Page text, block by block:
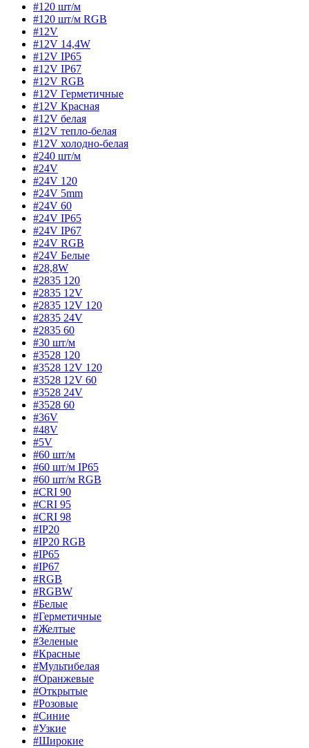
#120 шт/м
#120 шт/м RGB
#12V
#12V 14,4W
#12V IP65
#12V IP67
#12V RGB
#12V Герметичные
#12V Красная
#12V белая
#12V тепло-белая
#12V холодно-белая
#240 шт/м
#24V
#24V 120
#24V 5mm
#24V 60
#24V IP65
#24V IP67
#24V RGB
#24V Белые
#28,8W
#2835 120
#2835 12V
#2835 12V 120
#2835 24V
#2835 60
#30 шт/м
#3528 120
#3528 12V 120
#3528 12V 60
#3528 24V
#3528 60
#36V
#48V
#5V
#60 шт/м
#60 шт/м IP65
#60 шт/м RGB
#CRI 90
#CRI 95
#CRI 98
#IP20
#IP20 RGB
#IP65
#IP67
#RGB
#RGBW
#Белые
#Герметичные
#Желтые
#Зеленые
#Красные
#Мультибелая
#Оранжевые
#Открытые
#Розовые
#Синие
#Узкие
#Широкие